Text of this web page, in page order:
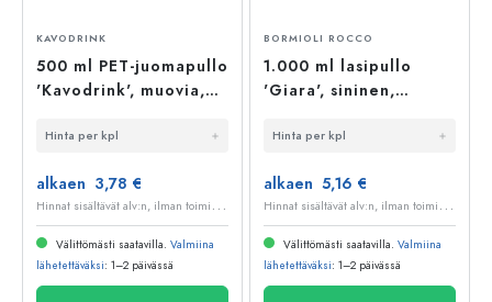
KAVODRINK
500 ml PET-juomapullo
'Kavodrink', muovia,
Hinta per kpl
alkaen 3,78 €
H
innat sisältävät alv:n, ilman toimituskuluja
Välittömästi saatavilla. Valmiina
lähetettäväksi: 1–2 päivässä
BORMIOLI ROCCO
1.000 ml lasipullo
'Giara', sininen,
suljin
Hinta per kpl
alkaen 5,16 €
H
innat sisältävät alv:n, ilman toimituskuluja
Välittömästi saatavilla. Valmiina
lähetettäväksi: 1–2 päivässä